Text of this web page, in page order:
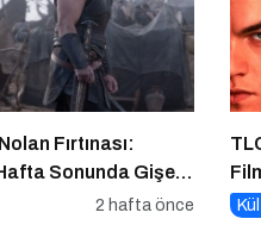
Fırtınası:
Sonunda Gişeyi
2 hafta önce